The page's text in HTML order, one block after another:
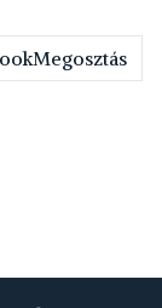
Megosztás